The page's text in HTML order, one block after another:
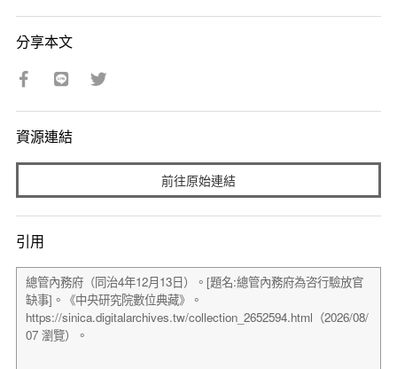
分享本文
資源連結
前往原始連結
引用